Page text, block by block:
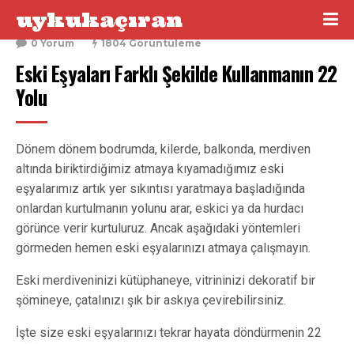
uykukaçıran
7 Ocak 2016
0 Yorum
1804 Görüntüleme
Eski Eşyaları Farklı Şekilde Kullanmanın 22
Yolu
Dönem dönem bodrumda, kilerde, balkonda, merdiven
altında biriktirdiğimiz atmaya kıyamadığımız eski
eşyalarımız artık yer sıkıntısı yaratmaya başladığında
onlardan kurtulmanın yolunu arar, eskici ya da hurdacı
görünce verir kurtuluruz. Ancak aşağıdaki yöntemleri
görmeden hemen eski eşyalarınızı atmaya çalışmayın.
Eski merdiveninizi kütüphaneye, vitrininizi dekoratif bir
şömineye, çatalınızı şık bir askıya çevirebilirsiniz.
İşte size eski eşyalarınızı tekrar hayata döndürmenin 22